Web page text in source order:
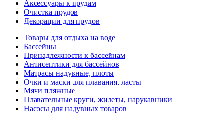
Аксессуары к прудам
Очистка прудов
Декорации для прудов
Товары для отдыха на воде
Бассейны
Принадлежности к бассейнам
Антисептики для бассейнов
Матраcы надувные, плоты
Очки и маски для плавания, ласты
Мячи пляжные
Плавательные круги, жилеты, нарукавники
Насосы для надувных товаров